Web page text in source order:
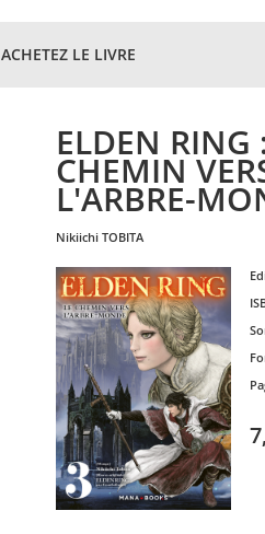
ACHETEZ LE LIVRE
ELDEN RING
CHEMIN
L'ARBRE-
nikiichi TOBITA